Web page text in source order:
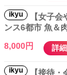
ikyu
【女子
ンス6都市 魚＆
8,000円
詳
ikyu 【接待